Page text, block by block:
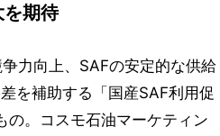
期待
力向上、SAFの安定的な供給
を補助する「国産SAF利用促
。コスモ石油マーケティン